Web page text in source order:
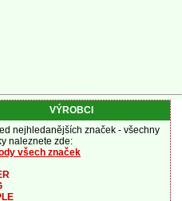
VÝROBCI
nejhledanějších značek - všechny
naleznete zde:
všech značek